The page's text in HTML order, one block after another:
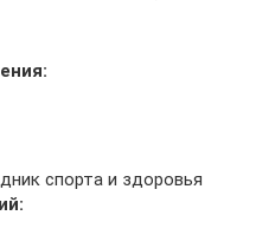
спорта и здоровья